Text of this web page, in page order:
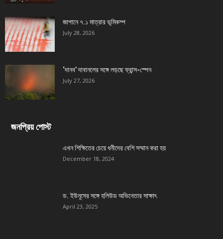
জাপানে ৭.১ মাত্রার ভূমিকম্প
July 28, 2026
‘দানব’ দাবানলের সঙ্গে লড়ছে ফ্রান্স-স্পেন
July 27, 2026
জনপ্রিয় পোস্ট
এখন শিক্ষিতের চেয়ে ধনীদের বেশি সম্মান করা হয়
December 18, 2024
ড. ইউনূসের সঙ্গে হলিউড অভিনেতার সাক্ষাৎ
April 23, 2025